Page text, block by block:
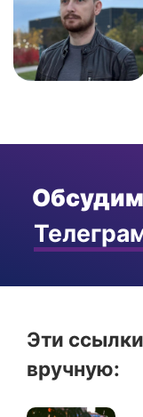
Эти
вручную: